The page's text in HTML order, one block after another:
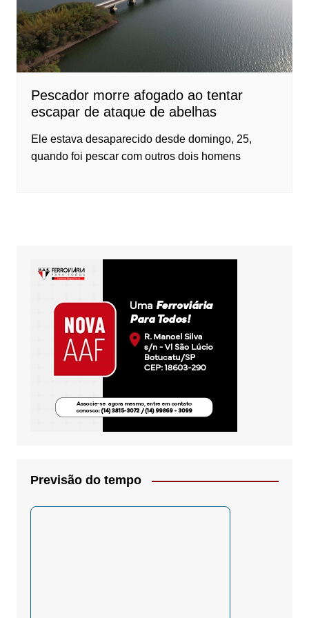
Pescador morre afogado ao tentar
escapar de ataque de abelhas
Ele estava desaparecido desde domingo, 25,
quando foi pescar com outros dois homens
Previsão do tempo